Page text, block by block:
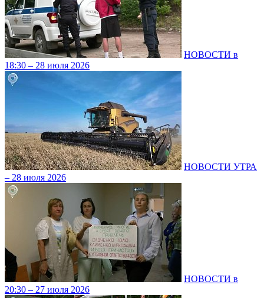
НОВОСТИ в
18:30 – 28 июля 2026
НОВОСТИ УТРА
– 28 июля 2026
НОВОСТИ в
20:30 – 27 июля 2026